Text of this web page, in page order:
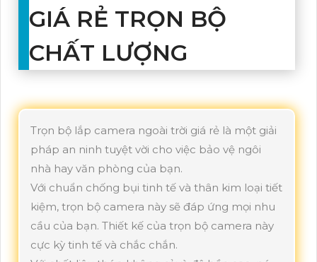
GIÁ RẺ TRỌN BỘ
CHẤT LƯỢNG
Trọn bộ lắp camera ngoài trời giá rẻ là một giải
pháp an ninh tuyệt vời cho việc bảo vệ ngôi
nhà hay văn phòng của bạn.
Với chuẩn chống bụi tinh tế và thân kim loại tiết
kiệm, trọn bộ camera này sẽ đáp ứng mọi nhu
cầu của bạn. Thiết kế của trọn bộ camera này
cực kỳ tinh tế và chắc chắn.